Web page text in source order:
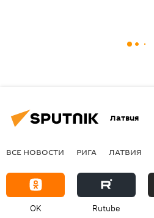
Латвия
ВСЕ НОВОСТИ РИГА ЛАТВИЯ
OK Rutube